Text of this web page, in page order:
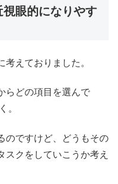
眼的になりやす
えておりました。
らどの項目を選んで
。
のですけど、どうもその
スクをしていこうか考え